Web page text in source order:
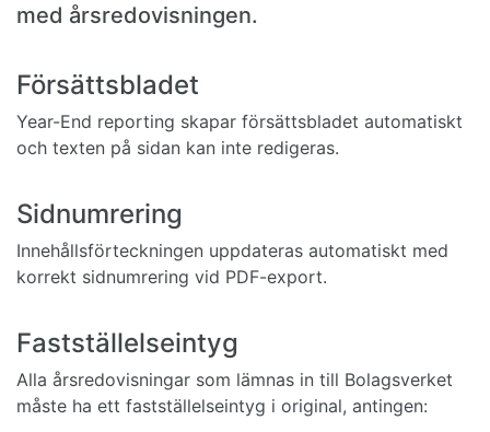
med årsredovisningen.
Försättsbladet
Year-End reporting skapar försättsbladet automatiskt
och texten på sidan kan inte redigeras.
Sidnumrering
Innehållsförteckningen uppdateras automatiskt med
korrekt sidnumrering vid PDF-export.
Fastställelseintyg
Alla årsredovisningar som lämnas in till Bolagsverket
måste ha ett fastställelseintyg i original, antingen: